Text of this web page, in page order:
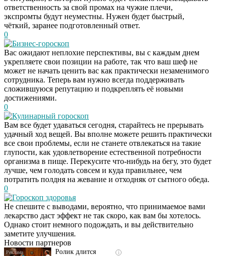
ответственность за свой промах на чужие плечи,
экспромты будут неуместны. Нужен будет быстрый,
чёткий, заранее подготовленный ответ.
0
Бизнес-гороскоп
Вас ожидают неплохие перспективы, вы с каждым днем
укрепляете свои позиции на работе, так что ваш шеф не
может не начать ценить вас как практически незаменимого
сотрудника. Теперь вам нужно всегда поддерживать
сложившуюся репутацию и подкреплять её новыми
достижениями.
0
Кулинарный гороскоп
Вам все будет удаваться сегодня, старайтесь не прерывать
удачный ход вещей. Вы вполне можете решить практически
все свои проблемы, если не станете отвлекаться на такие
глупости, как удовлетворение естественной потребности
организма в пище. Перекусите что-нибудь на бегу, это будет
лучше, чем голодать совсем и куда правильнее, чем
потратить полдня на жевание и отходняк от сытного обеда.
0
Гороскоп здоровья
Не спешите с выводами, вероятно, что принимаемое вами
лекарство даст эффект не так скоро, как вам бы хотелось.
Однако стоит немного подождать, и вы действительно
заметите улучшения.
Новости партнеров
Скрытая камера на
пляже Крыма: Что
люди вытворяют, когда
их не видят...
i
Ролик длится